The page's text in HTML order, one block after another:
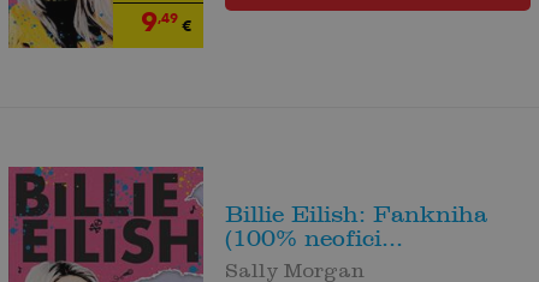
9,49 €
Billie Eilish: Fankniha
(100% neofici...
Sally Morgan